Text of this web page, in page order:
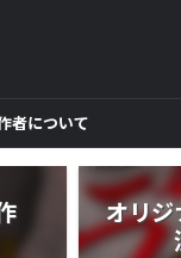
者について
オリ